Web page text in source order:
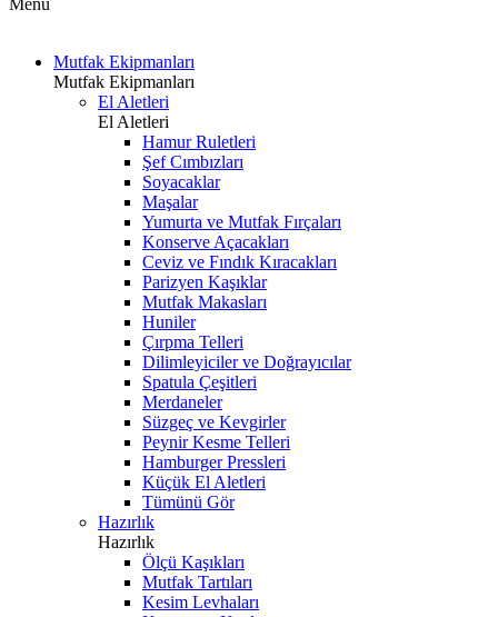
Menü
Mutfak Ekipmanları
Mutfak Ekipmanları
El Aletleri
El Aletleri
Hamur Ruletleri
Şef Cımbızları
Soyacaklar
Maşalar
Yumurta ve Mutfak Fırçaları
Konserve Açacakları
Ceviz ve Fındık Kıracakları
Parizyen Kaşıklar
Mutfak Makasları
Huniler
Çırpma Telleri
Dilimleyiciler ve Doğrayıcılar
Spatula Çeşitleri
Merdaneler
Süzgeç ve Kevgirler
Peynir Kesme Telleri
Hamburger Pressleri
Küçük El Aletleri
Tümünü Gör
Hazırlık
Hazırlık
Ölçü Kaşıkları
Mutfak Tartıları
Kesim Levhaları